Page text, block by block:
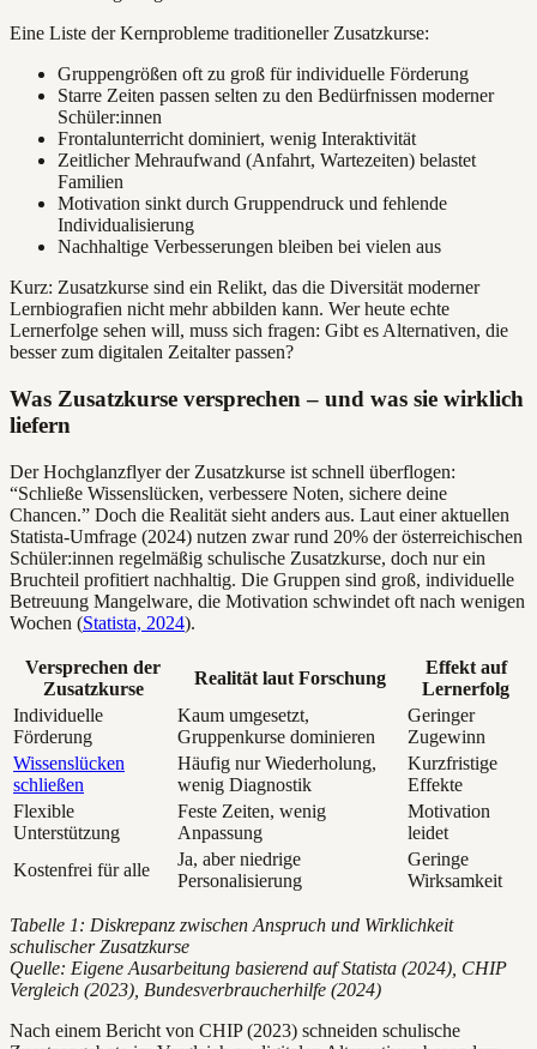
Eine Liste der Kernprobleme traditioneller Zusatzkurse:
Gruppengrößen oft zu groß für individuelle Förderung
Starre Zeiten passen selten zu den Bedürfnissen moderner
Schüler:innen
Frontalunterricht dominiert, wenig Interaktivität
Zeitlicher Mehraufwand (Anfahrt, Wartezeiten) belastet
Familien
Motivation sinkt durch Gruppendruck und fehlende
Individualisierung
Nachhaltige Verbesserungen bleiben bei vielen aus
Kurz: Zusatzkurse sind ein Relikt, das die Diversität moderner
Lernbiografien nicht mehr abbilden kann. Wer heute echte
Lernerfolge sehen will, muss sich fragen: Gibt es Alternativen, die
besser zum digitalen Zeitalter passen?
Was Zusatzkurse versprechen – und was sie wirklich
liefern
Der Hochglanzflyer der Zusatzkurse ist schnell überflogen:
“Schließe Wissenslücken, verbessere Noten, sichere deine
Chancen.” Doch die Realität sieht anders aus. Laut einer aktuellen
Statista-Umfrage (2024) nutzen zwar rund 20% der österreichischen
Schüler:innen regelmäßig schulische Zusatzkurse, doch nur ein
Bruchteil profitiert nachhaltig. Die Gruppen sind groß, individuelle
Betreuung Mangelware, die Motivation schwindet oft nach wenigen
Wochen (Statista, 2024).
Versprechen der
Zusatzkurse
Realität laut Forschung
Effekt auf
Lernerfolg
Individuelle
Förderung
Kaum umgesetzt,
Gruppenkurse dominieren
Geringer
Zugewinn
Wissenslücken
schließen
Häufig nur Wiederholung,
wenig Diagnostik
Kurzfristige
Effekte
Flexible
Unterstützung
Feste Zeiten, wenig
Anpassung
Motivation
leidet
Kostenfrei für alle
Ja, aber niedrige
Personalisierung
Geringe
Wirksamkeit
Tabelle 1: Diskrepanz zwischen Anspruch und Wirklichkeit
schulischer Zusatzkurse
Quelle: Eigene Ausarbeitung basierend auf Statista (2024), CHIP
Vergleich (2023), Bundesverbraucherhilfe (2024)
Nach einem Bericht von CHIP (2023) schneiden schulische